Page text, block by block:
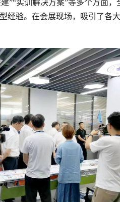
”“实训解决方案”等多个方面，
经验。在会展现场，吸引了各